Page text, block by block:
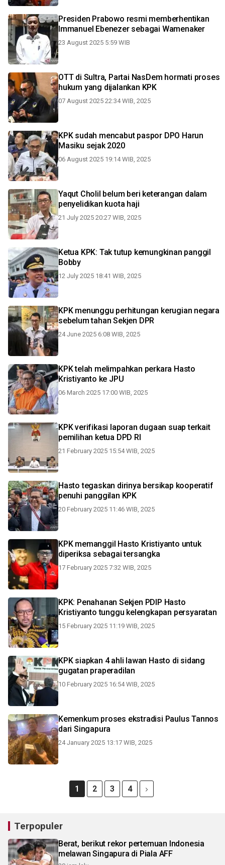
Presiden Prabowo resmi memberhentikan
Immanuel Ebenezer sebagai Wamenaker
23 August 2025 5:59 WIB
OTT di Sultra, Partai NasDem hormati proses
hukum yang dijalankan KPK
07 August 2025 22:34 WIB, 2025
KPK sudah mencabut paspor DPO Harun
Masiku sejak 2020
06 August 2025 19:14 WIB, 2025
Yaqut Cholil belum beri keterangan dalam
penyelidikan kuota haji
21 July 2025 20:27 WIB, 2025
Ketua KPK: Tak tutup kemungkinan panggil
Bobby
12 July 2025 18:41 WIB, 2025
KPK menunggu perhitungan kerugian negara
sebelum tahan Sekjen DPR
24 June 2025 6:08 WIB, 2025
KPK telah melimpahkan perkara Hasto
Kristiyanto ke JPU
06 March 2025 17:00 WIB, 2025
KPK verifikasi laporan dugaan suap terkait
pemilihan ketua DPD RI
21 February 2025 15:54 WIB, 2025
Hasto tegaskan dirinya bersikap kooperatif
penuhi panggilan KPK
20 February 2025 11:46 WIB, 2025
KPK memanggil Hasto Kristiyanto untuk
diperiksa sebagai tersangka
17 February 2025 7:32 WIB, 2025
KPK: Penahanan Sekjen PDIP Hasto
Kristiyanto tunggu kelengkapan persyaratan
15 February 2025 11:19 WIB, 2025
KPK siapkan 4 ahli lawan Hasto di sidang
gugatan praperadilan
10 February 2025 16:54 WIB, 2025
Kemenkum proses ekstradisi Paulus Tannos
dari Singapura
24 January 2025 13:17 WIB, 2025
1 2 3 4
Terpopuler
Berat, berikut rekor pertemuan Indonesia
melawan Singapura di Piala AFF